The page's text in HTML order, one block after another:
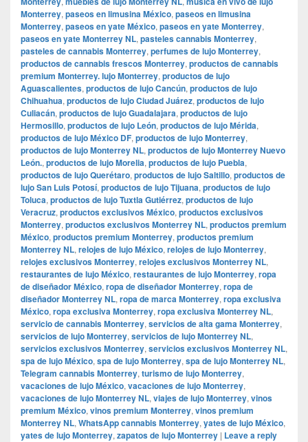
Monterrey, paseos en limusina México, paseos en limusina
Monterrey, paseos en yate México, paseos en yate Monterrey,
paseos en yate Monterrey NL, pasteles cannabis Monterrey,
pasteles de cannabis Monterrey, perfumes de lujo Monterrey,
productos de cannabis frescos Monterrey, productos de cannabis
premium Monterrey. lujo Monterrey, productos de lujo
Aguascalientes, productos de lujo Cancún, productos de lujo
Chihuahua, productos de lujo Ciudad Juárez, productos de lujo
Culiacán, productos de lujo Guadalajara, productos de lujo
Hermosillo, productos de lujo León, productos de lujo Mérida,
productos de lujo México DF, productos de lujo Monterrey,
productos de lujo Monterrey NL, productos de lujo Monterrey Nuevo
León., productos de lujo Morelia, productos de lujo Puebla,
productos de lujo Querétaro, productos de lujo Saltillo, productos de
lujo San Luis Potosí, productos de lujo Tijuana, productos de lujo
Toluca, productos de lujo Tuxtla Gutiérrez, productos de lujo
Veracruz, productos exclusivos México, productos exclusivos
Monterrey, productos exclusivos Monterrey NL, productos premium
México, productos premium Monterrey, productos premium
Monterrey NL, relojes de lujo México, relojes de lujo Monterrey,
relojes exclusivos Monterrey, relojes exclusivos Monterrey NL,
restaurantes de lujo México, restaurantes de lujo Monterrey, ropa
de diseñador México, ropa de diseñador Monterrey, ropa de
diseñador Monterrey NL, ropa de marca Monterrey, ropa exclusiva
México, ropa exclusiva Monterrey, ropa exclusiva Monterrey NL,
servicio de cannabis Monterrey, servicios de alta gama Monterrey,
servicios de lujo Monterrey, servicios de lujo Monterrey NL,
servicios exclusivos Monterrey, servicios exclusivos Monterrey NL,
spa de lujo México, spa de lujo Monterrey, spa de lujo Monterrey NL,
Telegram cannabis Monterrey, turismo de lujo Monterrey,
vacaciones de lujo México, vacaciones de lujo Monterrey,
vacaciones de lujo Monterrey NL, viajes de lujo Monterrey, vinos
premium México, vinos premium Monterrey, vinos premium
Monterrey NL, WhatsApp cannabis Monterrey, yates de lujo México,
yates de lujo Monterrey, zapatos de lujo Monterrey | Leave a reply